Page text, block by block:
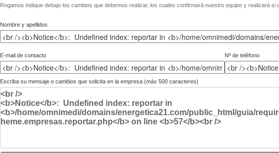
Rogamos indique debajo los cambios que debemos realizar, los cuales confirmará nuestro equipo y realizará si
Nombre y apellidos
E-mail de contacto Nº de teléfono
Escriba su mensaje o cambios que solicita en la empresa (máx 500 caracteres)